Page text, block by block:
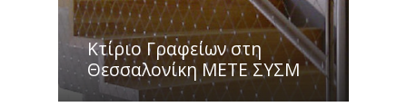
Κτίριο Γραφείων στη
Θεσσαλονίκη ΜΕΤΕ ΣΥΣΜ